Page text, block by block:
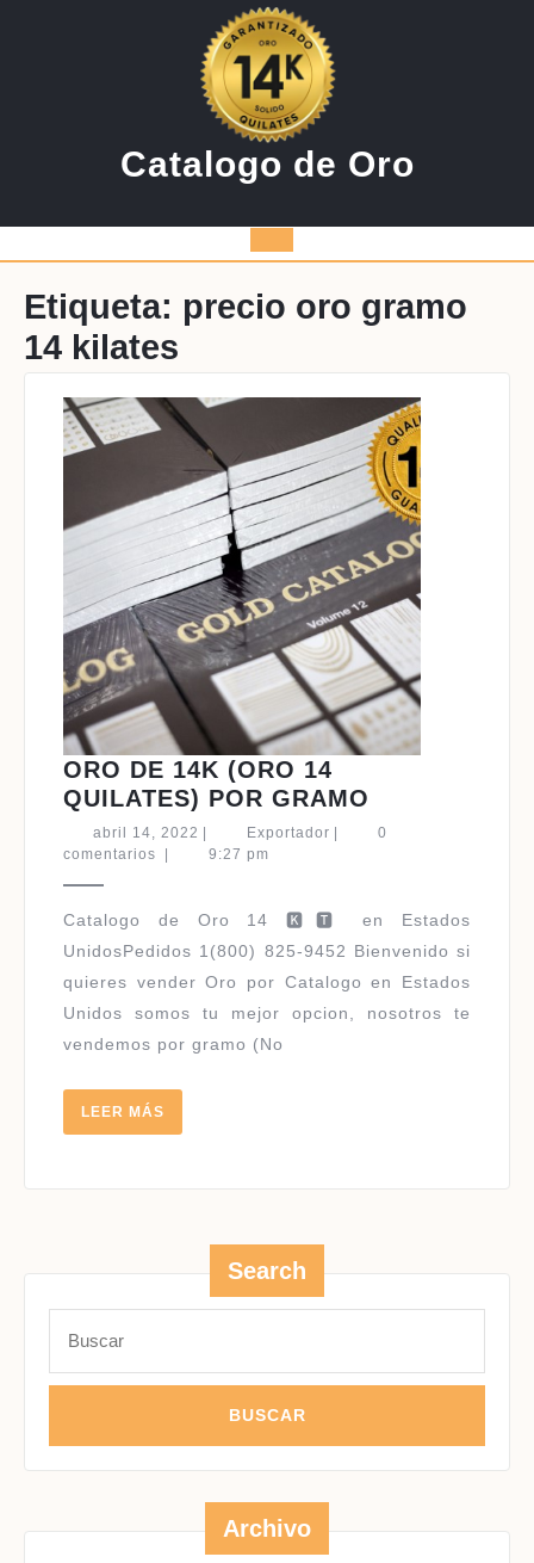
Catalogo de Oro
Botón
de
Etiqueta: precio oro gramo
14 kilates
ORO DE 14K (ORO 14
QUILATES) POR GRAMO
DE
14
QUILATES)
abril 14, 2022 abril
14,
ExportadorExportador
0
comentarios
9:27 pm
Catalogo de Oro 14 🅺🆃 en Estados
UnidosPedidos 1(800) 825-9452 Bienvenido si
quieres vender Oro por Catalogo en Estados
Unidos somos tu mejor opcion, nosotros te
vendemos por gramo (No
LEER MÁS
MÁS
Search
Archivo